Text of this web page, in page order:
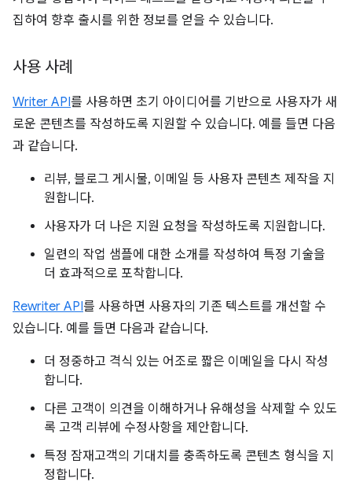
집하여 향후 출시를 위한 정보를 얻을 수 있습니다.
사용 사례
Writer API를 사용하면 초기 아이디어를 기반으로 사용자가 새
로운 콘텐츠를 작성하도록 지원할 수 있습니다. 예를 들면 다음
과 같습니다.
리뷰, 블로그 게시물, 이메일 등 사용자 콘텐츠 제작을 지
원합니다.
사용자가 더 나은 지원 요청을 작성하도록 지원합니다.
일련의 작업 샘플에 대한 소개를 작성하여 특정 기술을
더 효과적으로 포착합니다.
Rewriter API를 사용하면 사용자의 기존 텍스트를 개선할 수
있습니다. 예를 들면 다음과 같습니다.
더 정중하고 격식 있는 어조로 짧은 이메일을 다시 작성
합니다.
다른 고객이 의견을 이해하거나 유해성을 삭제할 수 있도
록 고객 리뷰에 수정사항을 제안합니다.
특정 잠재고객의 기대치를 충족하도록 콘텐츠 형식을 지
정합니다.